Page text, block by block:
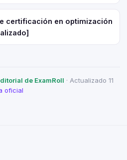
certificación en optimización
de ExamRoll · Actualizado 11
oficial